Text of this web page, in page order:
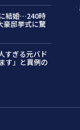
結婚…240時
豪邸挙式に驚
すぎる元バド
す」と異例の